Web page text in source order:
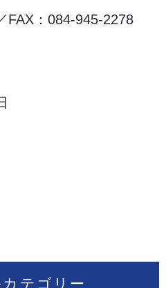
テゴリー
FAX：084-945-2278